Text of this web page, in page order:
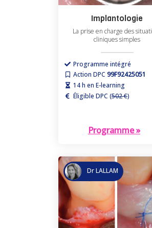
Implantologie
La prise en charge des
cliniques simples
Programme intégré
Action DPC 99F92425051
14 h en E-learning
Éligible DPC (502 €)
Programme »
Dr LALLAM